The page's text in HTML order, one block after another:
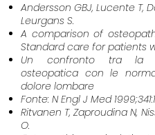
Andersson GBJ, Lucente T,
Leurgans S.
A comparison of
Standard care for patients
Un confronto tra la
osteopatica con le
dolore lombare
Fonte: N Engl J Med
Ritvanen T, Zaproudina N,
O.